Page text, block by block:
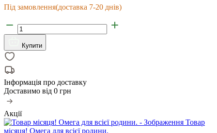
Під замовлення(доставка 7-20 днів)
Купити
Інформація про доставку
Доставимо від 0 грн
Акції
Товар
місяця! Омега для всієї родини.